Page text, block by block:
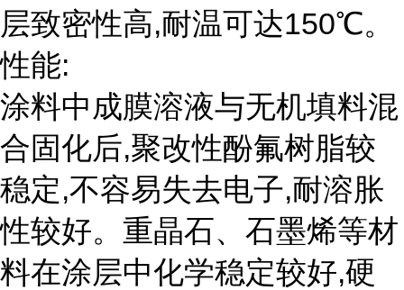
层致密性高,耐温可达150℃。
性能:
涂料中成膜溶液与无机填料混
合固化后,聚改性酚氟树脂较
稳定,不容易失去电子,耐溶胀
性较好。重晶石、石墨烯等材
料在涂层中化学稳定较好,硬